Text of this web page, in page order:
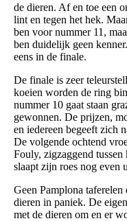
de dieren. Af en toe een
lint en tegen het hek.
ben voor nummer 11,
ben duidelijk geen
eens in de finale.
De finale is zeer
koeien worden de ring
nummer 10 gaat staan
gewonnen. De prijzen,
en iedereen begeeft zich
De volgende ochtend
Fouly, zigzaggend
slaapt zijn roes nog even
Geen Pamplona taferelen
dieren in paniek. De
met de dieren om en er